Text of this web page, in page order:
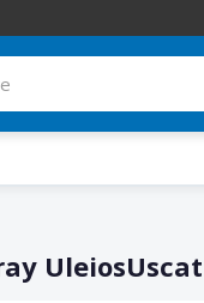
UleiosUscat